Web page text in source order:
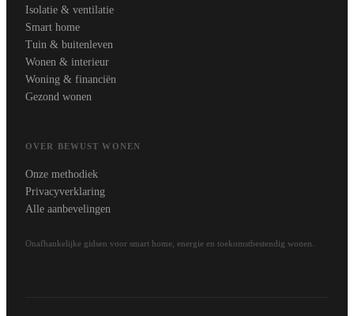
Isolatie & ventilatie
Smart home
Tuin & buitenleven
Wonen & interieur
Woning & financiën
Gezond wonen
OVER BEWUST WONEN
Onze methodiek
Privacyverklaring
Alle aanbevelingen
Onafhankelijke gidsen voor smart home, energie en toekomstbestendig wonen.